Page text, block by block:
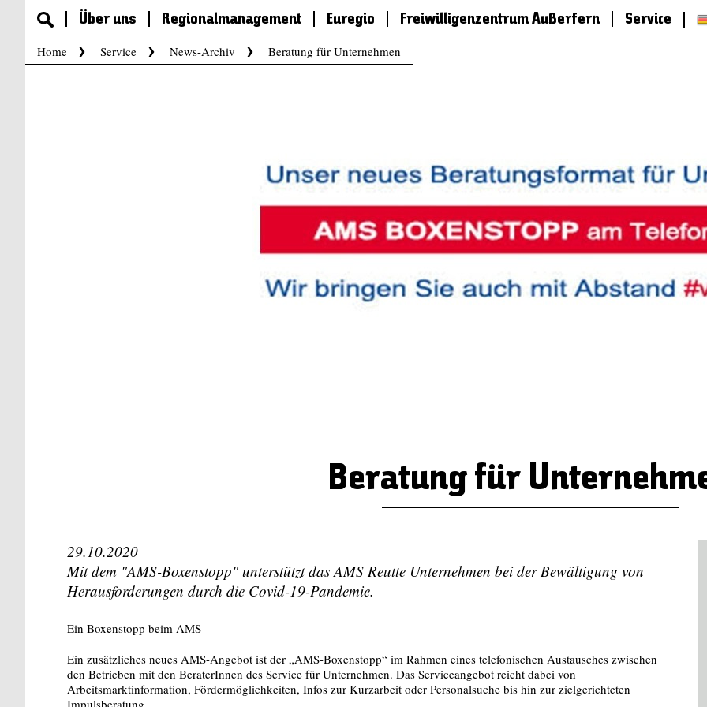
Über uns Regionalmanagement Euregio Freiwilligenzentrum Außerfern
Service
Home
Service News-Archiv Beratung für Unternehmen
Beratung für
29.10.2020
Mit dem "AMS-Boxenstopp" unterstützt das AMS Reutte Unternehmen bei der Bewältigung von
Herausforderungen durch die Covid-19-Pandemie.
Ein Boxenstopp beim AMS
Ein zusätzliches neues AMS-Angebot ist der „AMS-Boxenstopp“ im Rahmen eines telefonischen Austausches zwischen
den Betrieben mit den BeraterInnen des Service für Unternehmen. Das Serviceangebot reicht dabei von
Arbeitsmarktinformation, Fördermöglichkeiten, Infos zur Kurzarbeit oder Personalsuche bis hin zur zielgerichteten
Impulsberatung.